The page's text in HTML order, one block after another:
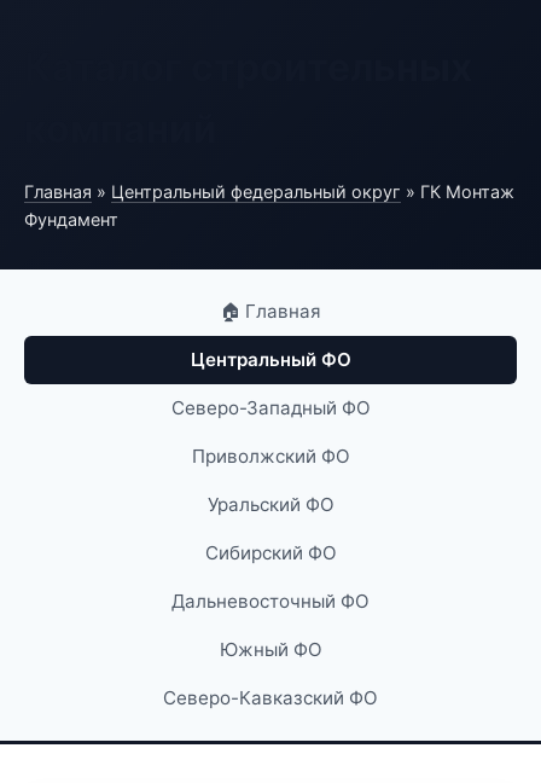
Главная » Центральный федеральный округ » ГК Монтаж
Фундамент
🏠 Главная
Центральный ФО
Северо-Западный ФО
Приволжский ФО
Уральский ФО
Сибирский ФО
Дальневосточный ФО
Южный ФО
Северо-Кавказский ФО